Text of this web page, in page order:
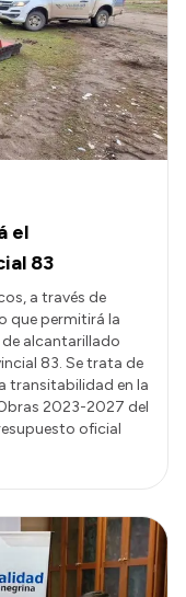
el
83
a través de
que permitirá la
alcantarillado
83. Se trata de
transitabilidad en la
2023-2027 del
oficial